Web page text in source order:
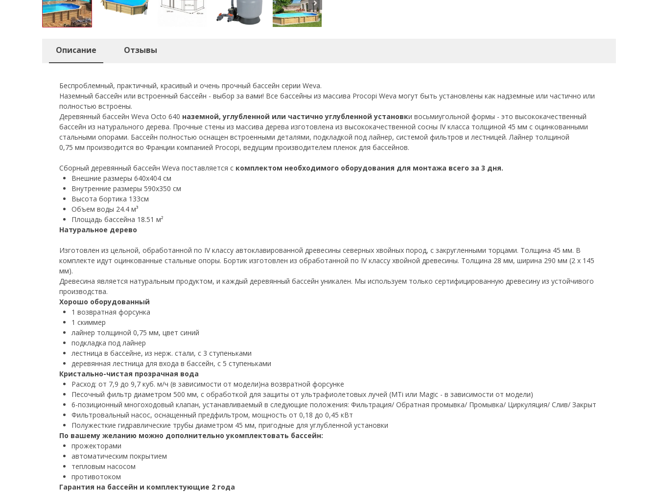
Гарантия на конструкцию - 5 лет
Гарантия на лестницу - 2 года
Гарантия на скиммер - 2 года
Гарантия на насос - 2 года
Гарантия на фильтр - 2 года
Описание Отзывы
Беспроблемный, практичный, красивый и очень прочный бассейн серии Weva.
Наземный бассейн или встроенный бассейн - выбор за вами! Все бассейны из массива Procopi Weva могут быть установлены как надземные или частично или
полностью встроены.
Деревянный бассейн Weva Octo 640 наземной, углубленной или частично углубленной установки восьмиугольной формы - это высококачественный
бассейн из натурального дерева. Прочные стены из массива дерева изготовлена ​​из высококачественной сосны IV класса толщиной 45 мм с оцинкованными
стальными опорами. Бассейн полностью оснащен встроенными деталями, подкладкой под лайнер, системой фильтров и лестницей. Лайнер толщиной
0,75 мм производится во Франции компанией Procopi, ведущим производителем пленок для бассейнов.
Сборный деревянный бассейн Weva поставляется с комплектом необходимого оборудования для монтажа всего за 3 дня.
Внешние размеры 640x404 см
Внутренние размеры 590x350 см
Высота бортика 133см
Объем воды 24.4 м³
Площадь бассейна 18.51 м²
Натуральное дерево
Изготовлен из цельной, обработанной по IV классу автоклавированной древесины северных хвойных пород, с закругленными торцами. Толщина 45 мм. В
комплекте идут оцинкованные стальные опоры. Бортик изготовлен из обработанной по IV классу хвойной древесины. Толщина 28 мм, ширина 290 мм (2 х 145
мм).
Древесина является натуральным продуктом, и каждый деревянный бассейн уникален. Мы используем только сертифицированную древесину из устойчивого
производства.
Хорошо оборудованный
1 возвратная форсунка
1 скиммер
лайнер толщиной 0,75 мм, цвет синий
подкладка под лайнер
лестница в бассейне, из нерж. стали, с 3 ступеньками
деревянная лестница для входа в бассейн, с 5 ступеньками
Кристально-чистая прозрачная вода
Расход: от 7,9 до 9,7 куб. м/ч (в зависимости от модели)на возвратной форсунке
Песочный фильтр диаметром 500 мм, с обработкой для защиты от ультрафиолетовых лучей (MTi или Magic - в зависимости от модели)
6-позиционный многоходовый клапан, устанавливаемый в следующие положения: Фильтрация/ Обратная промывка/ Промывка/ Циркуляция/ Слив/ Закрыт
Фильтровальный насос, оснащенный предфильтром, мощность от 0,18 до 0,45 кВт
Полужесткие гидравлические трубы диаметром 45 мм, пригодные для углубленной установки
По вашему желанию можно дополнительно укомплектовать бассейн:
прожекторами
автоматическим покрытием
тепловым насосом
противотоком
Гарантия на бассейн и комплектующие 2 года